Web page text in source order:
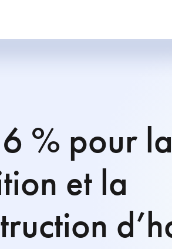
% pour la
et la